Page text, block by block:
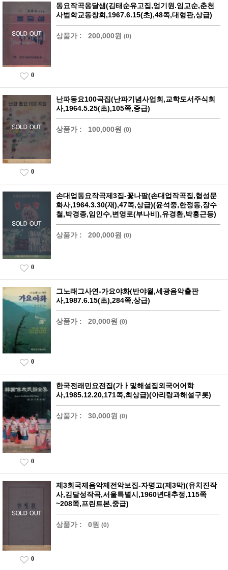
동요작곡옹달샘(김태순유고집,엄기원.임교순,춘천
사범학교동창회,1967.6.15(초),48쪽,대형판,상급)
상품가 : 200,000원 (0)
0
난파동요100곡집(난파기념사업회,교학도서주식회
사,1964.5.25(초),105쪽,중급)
상품가 : 100,000원 (0)
0
손대업동요작곡제3집-꽃나팔(손대업작곡집,협성문
화사,1964.3.30(재),47쪽,상급)(윤석중,한정동,장수
철,박경종,임인수,변영로(부나비),유경환,박홍근등)
상품가 : 200,000원 (0)
0
그노래그사연-가요야화(반야월,세광음악출판
사,1987.6.15(초),284쪽,상급)
상품가 : 20,000원 (0)
0
한국전래민요전집(가ㅏ및해설집외국어어학
사,1985.12.20,171쪽,최상급)(아리랑과해설구롯)
상품가 : 30,000원 (0)
0
제3회국제음악제전악보집-자명고(제3막)(유치진작
사,김달성작곡,서울특별시,1960년대추정,115쪽
~208쪽,프린트본,중급)
상품가 : 0원 (0)
0